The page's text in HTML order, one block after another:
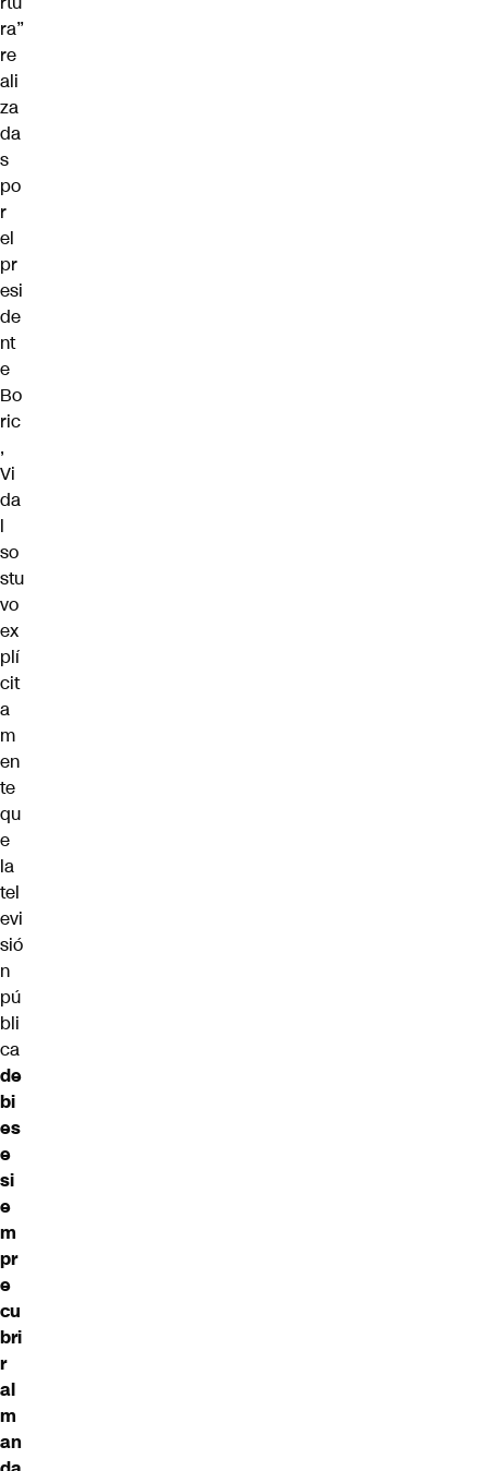
ra”
re
ali
za
da
s
po
r
el
pr
esi
de
nt
e
Bo
ric
,
Vi
da
l
so
stu
vo
ex
plí
cit
a
m
en
te
qu
e
la
tel
evi
sió
n
pú
bli
ca
de
bi
es
e
si
e
m
pr
e
cu
bri
r
al
m
an